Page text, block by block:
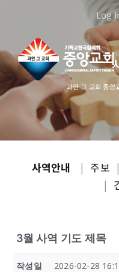
로
건
너
뛰
Log
과연 그 교회 중앙
사역안내 | 주보 |
|
3월 사역 기도 제목
작성일 2026-02-28